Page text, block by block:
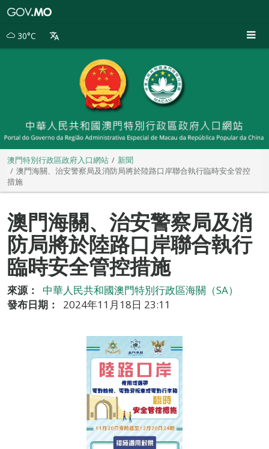
別
30°C
澳門特別行政區政府入口網站
新聞
澳門海關、治安警察局及消防局將於陸路口岸聯合執行臨時安全管控
措施
澳門海關、治安警察局及消
防局將於陸路口岸聯合執行
臨時安全管控措施
來源：
中華人民共和國澳門特別行政區海關（SA）
發布日期：
2024年11月18日 23:11